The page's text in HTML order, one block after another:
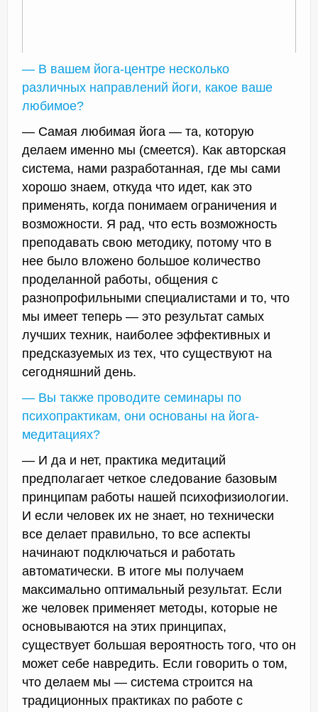
— В вашем йога-центре несколько
различных направлений йоги, какое ваше
любимое?
— Самая любимая йога — та, которую
делаем именно мы (смеется). Как авторская
система, нами разработанная, где мы сами
хорошо знаем, откуда что идет, как это
применять, когда понимаем ограничения и
возможности. Я рад, что есть возможность
преподавать свою методику, потому что в
нее было вложено большое количество
проделанной работы, общения с
разнопрофильными специалистами и то, что
мы имеет теперь — это результат самых
лучших техник, наиболее эффективных и
предсказуемых из тех, что существуют на
сегодняшний день.
— Вы также проводите семинары по
психопрактикам, они основаны на йога-
медитациях?
— И да и нет, практика медитаций
предполагает четкое следование базовым
принципам работы нашей психофизиологии.
И если человек их не знает, но технически
все делает правильно, то все аспекты
начинают подключаться и работать
автоматически. В итоге мы получаем
максимально оптимальный результат. Если
же человек применяет методы, которые не
основываются на этих принципах,
существует большая вероятность того, что он
может себе навредить. Если говорить о том,
что делаем мы — система строится на
традиционных практиках по работе с